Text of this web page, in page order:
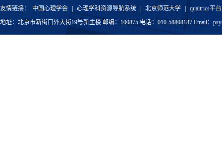
友情链接： 中国心理学会 心理学科资源导航系统 北京师范大学
qualtrics平台
地址：北京市新街口外大街19号新主楼 邮编：100875 电话：010-58808187 Email：